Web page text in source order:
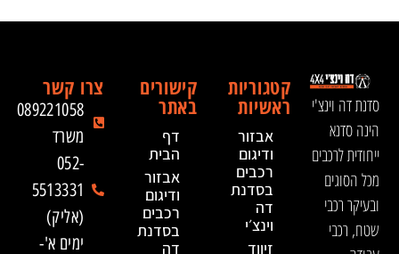
סדנת דה וינצ'י
הינה סדנא
ייחודית לרכבים
מכל הסוגים
ובעיקר רכבי
שטח, רכבי
קטגוריות
ראשיות
אבזור
ודיגום
רכבים
בסדנת
דה
וינצ׳י
זיווד
קישורים
באתר
דף
הבית
אבזור
ודיגום
רכבים
בסדנת
דה
צרו קשר
089221058
משרד
052-
5513331
(אליק)
ימים א'-